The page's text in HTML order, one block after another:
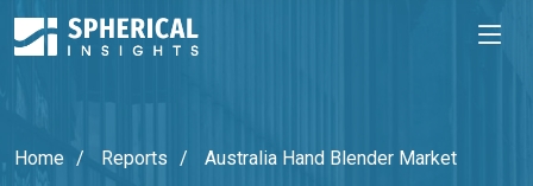
Home Reports Australia Hand Blender Market